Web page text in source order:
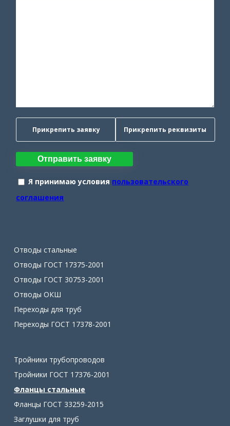
Прикрепить заявку Прикрепить реквизиты
Отправить заявку
Я принимаю условия пользовательского
соглашения
Отводы стальные
Отводы ГОСТ 17375-2001
Отводы ГОСТ 30753-2001
Отводы ОКШ
Переходы для труб
Переходы ГОСТ 17378-2001
Тройники трубопроводов
Тройники ГОСТ 17376-2001
Фланцы стальные
Фланцы ГОСТ 33259-2015
Заглушки для труб